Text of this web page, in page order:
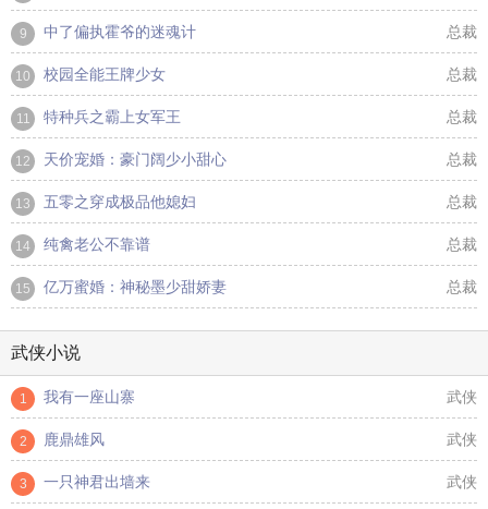
9 中了偏执霍爷的迷魂计 总裁
10 校园全能王牌少女 总裁
11 特种兵之霸上女军王 总裁
12 天价宠婚：豪门阔少小甜心 总裁
13 五零之穿成极品他媳妇 总裁
14 纯禽老公不靠谱 总裁
15 亿万蜜婚：神秘墨少甜娇妻 总裁
武侠小说
1 我有一座山寨 武侠
2 鹿鼎雄风 武侠
3 一只神君出墙来 武侠